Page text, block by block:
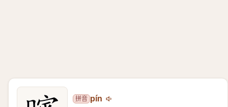
拼音 pín